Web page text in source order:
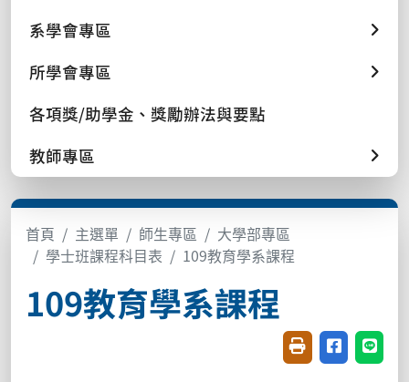
系學會專區
所學會專區
各項獎/助學金、獎勵辦法與要點
教師專區
首頁 主選單 師生專區
大學部專區
學士班課程科目表
109教育學系課程
109教育學系課程
友善列印(開新視
分享至臉書
分享